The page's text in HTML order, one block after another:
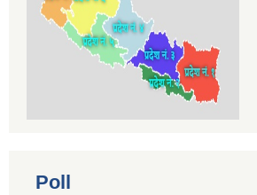
Poll